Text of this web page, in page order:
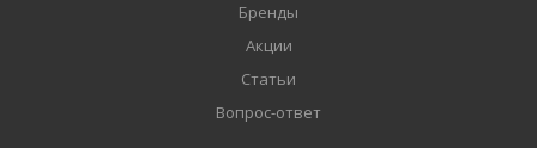
Бренды
Акции
Статьи
Вопрос-ответ